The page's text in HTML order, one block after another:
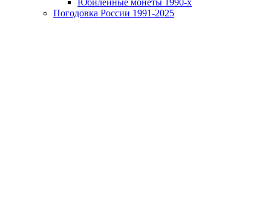
Юбилейные монеты 1990-х
Погодовка России 1991-2025